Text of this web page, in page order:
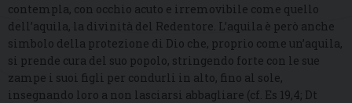
contempla, con occhio acuto e irremovibile come quello
dell’aquila, la divinità del Redentore. L’aquila è però anche
simbolo della protezione di Dio che, proprio come un’aquila,
si prende cura del suo popolo, stringendo forte con le sue
zampe i suoi figli per condurli in alto, fino al sole,
insegnando loro a non lasciarsi abbagliare (cf. Es 19,4; Dt